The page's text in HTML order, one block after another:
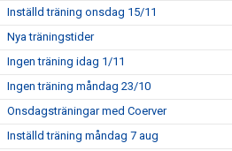
Inställd träning onsdag 15/11
Nya träningstider
Ingen träning idag 1/11
Ingen träning måndag 23/10
Onsdagsträningar med Coerver
Inställd träning måndag 7 aug